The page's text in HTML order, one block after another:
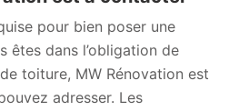
pour bien poser une
êtes dans l’obligation de
toiture, MW Rénovation est
adresser. Les